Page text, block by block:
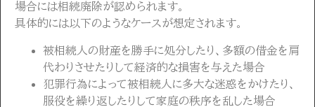
場合には相続廃除が認められます。
具体的には以下のようなケースが想定されます。
被相続人の財産を勝手に処分したり、多額の借金を肩
代わりさせたりして経済的な損害を与えた場合
犯罪行為によって被相続人に多大な迷惑をかけたり、
服役を繰り返したりして家庭の秩序を乱した場合